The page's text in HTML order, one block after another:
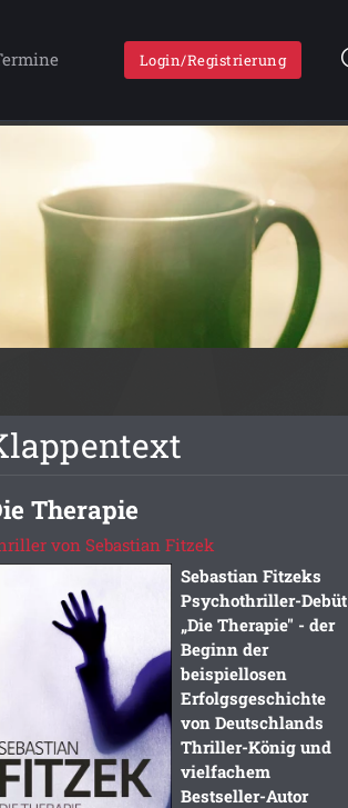
Login/Registrierung
Therapie
von Sebastian Fitzek
Sebastian Fitzeks
Psychothriller-Debüt
„Die Therapie" - der
Beginn der
beispiellosen
Erfolgsgeschichte
von Deutschlands
Thriller-König und
vielfachem
Bestseller-Autor